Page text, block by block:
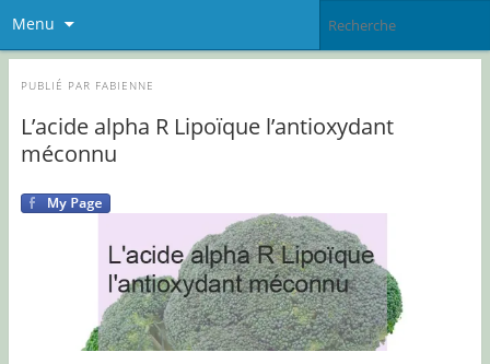
Menu
PUBLIÉ PAR FABIENNE
L’acide alpha R Lipoïque l’antioxydant
méconnu